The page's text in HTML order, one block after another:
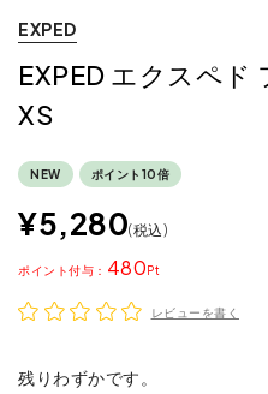
EXPED
EXPED エクスペド
XS
NEW ポイント10倍
¥5,280 税込
480
ポイント
レビューを書く
残りわずかです。